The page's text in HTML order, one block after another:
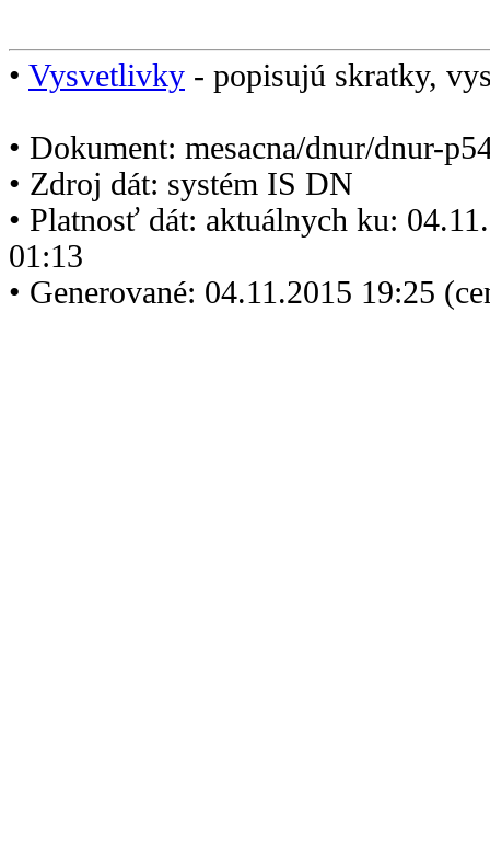
• Vysvetlivky - popisujú skratky,
• Dokument: mesacna/dnur/dnur-
• Zdroj dát: systém IS DN
• Platnosť dát: aktuálnych ku:
01:13
• Generované: 04.11.2015 19:25